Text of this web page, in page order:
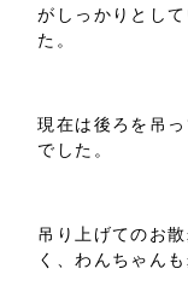
がしっかりとし
た。
現在は後ろを吊
でした。
吊り上げてのお
く、わんちゃん